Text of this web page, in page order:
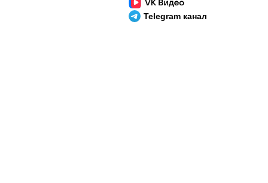
Telegram канал